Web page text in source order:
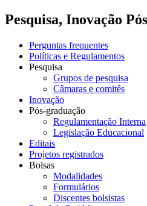
Pesquisa, Inovação
Perguntas frequentes
Políticas e Regulamentos
Pesquisa
Grupos de pesquisa
Câmaras e comitês
Inovação
Pós-graduação
Regulamentação Interna
Legislação Educacional
Editais
Projetos registrados
Bolsas
Modalidades
Formulários
Discentes bolsistas